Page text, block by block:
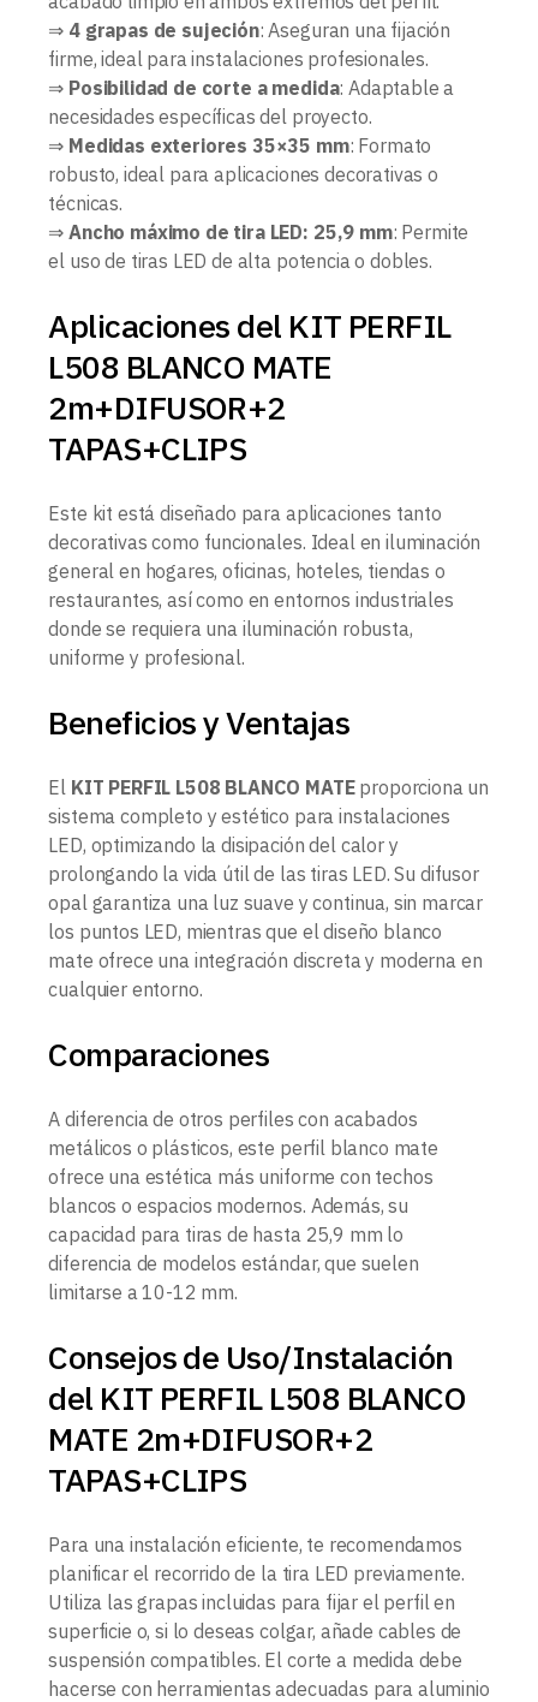
⇒ 4 grapas de sujeción: Aseguran una fijación
firme, ideal para instalaciones profesionales.
⇒ Posibilidad de corte a medida: Adaptable a
necesidades específicas del proyecto.
⇒ Medidas exteriores 35×35 mm: Formato
robusto, ideal para aplicaciones decorativas o
técnicas.
⇒ Ancho máximo de tira LED: 25,9 mm: Permite
el uso de tiras LED de alta potencia o dobles.
Aplicaciones del KIT PERFIL
L508 BLANCO MATE
2m+DIFUSOR+2
TAPAS+CLIPS
Este kit está diseñado para aplicaciones tanto
decorativas como funcionales. Ideal en iluminación
general en hogares, oficinas, hoteles, tiendas o
restaurantes, así como en entornos industriales
donde se requiera una iluminación robusta,
uniforme y profesional.
Beneficios y Ventajas
El KIT PERFIL L508 BLANCO MATEproporciona un
sistema completo y estético para instalaciones
LED, optimizando la disipación del calor y
prolongando la vida útil de las tiras LED. Su difusor
opal garantiza una luz suave y continua, sin marcar
los puntos LED, mientras que el diseño blanco
mate ofrece una integración discreta y moderna en
cualquier entorno.
Comparaciones
A diferencia de otros perfiles con acabados
metálicos o plásticos, este perfil blanco mate
ofrece una estética más uniforme con techos
blancos o espacios modernos. Además, su
capacidad para tiras de hasta 25,9 mm lo
diferencia de modelos estándar, que suelen
limitarse a 10-12 mm.
Consejos de Uso/Instalación
del KIT PERFIL L508 BLANCO
MATE 2m+DIFUSOR+2
TAPAS+CLIPS
Para una instalación eficiente, te recomendamos
planificar el recorrido de la tira LED previamente.
Utiliza las grapas incluidas para fijar el perfil en
superficie o, si lo deseas colgar, añade cables de
suspensión compatibles. El corte a medida debe
hacerse con herramientas adecuadas para aluminio